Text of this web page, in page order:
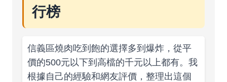
行榜
信義區燒肉吃到飽的選擇多到爆炸，從平
價的500元以下到高檔的千元以上都有。我
根據自己的經驗和網友評價，整理出這個